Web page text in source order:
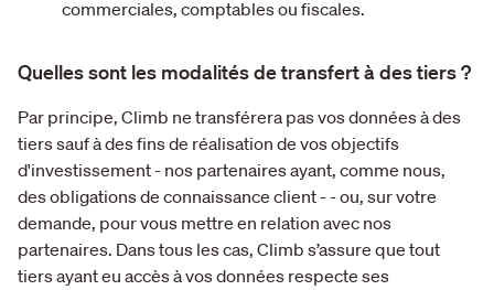
commerciales, comptables ou fiscales.
Quelles sont les modalités de transfert à des tiers ?
Par principe, Climb ne transférera pas vos données à des
tiers sauf à des fins de réalisation de vos objectifs
d'investissement - nos partenaires ayant, comme nous,
des obligations de connaissance client - - ou, sur votre
demande, pour vous mettre en relation avec nos
partenaires. Dans tous les cas, Climb s’assure que tout
tiers ayant eu accès à vos données respecte ses